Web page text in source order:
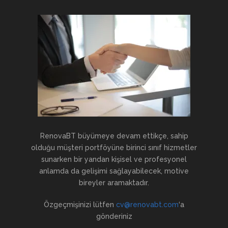
RenovaBT büyümeye devam ettikçe, sahip
olduğu müşteri portföyüne birinci sınıf hizmetler
sunarken bir yandan kişisel ve profesyonel
anlamda da gelişimi sağlayabilecek, motive
bireyler aramaktadır.
Özgeçmişinizi lütfen cv@renovabt.com‘a
gönderiniz